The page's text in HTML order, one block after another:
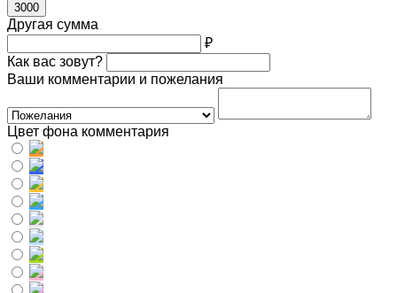
3000
Другая сумма
₽
Как вас зовут?
Ваши комментарии и пожелания
Цвет фона комментария